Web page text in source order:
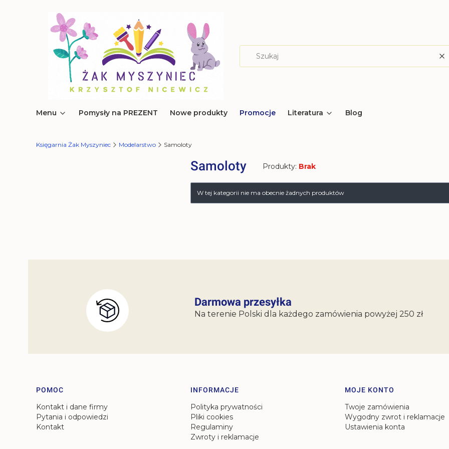
Menu Pomysły na PREZENT Nowe produkty Promocje Literatura Blog
Księgarnia Żak Myszyniec Modelarstwo Samoloty
Samoloty Produkty: Brak
Lista produktów
W tej kategorii nie ma obecnie żadnych produktów
Darmowa przesyłka
Na terenie Polski dla każdego zamówienia powyżej 250 zł
Linki w stopce
POMOC
Kontakt i dane firmy
Pytania i odpowiedzi
Kontakt
INFORMACJE
Polityka prywatności
Pliki cookies
Regulaminy
Zwroty i reklamacje
MOJE KONTO
Twoje zamówienia
Wygodny zwrot i reklamacje
Ustawienia konta